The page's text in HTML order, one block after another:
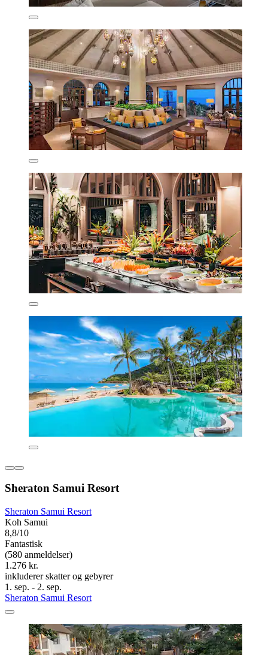
Sheraton Samui Resort
Sheraton Samui Resort
Koh Samui
8,8/10
Fantastisk
(580 anmeldelser)
1.276 kr.
inkluderer skatter og gebyrer
1. sep. - 2. sep.
Sheraton Samui Resort